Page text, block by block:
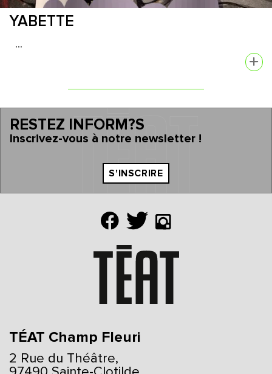
YABETTE
...
RESTEZ INFORM?S
Inscrivez-vous à notre newsletter !
S'INSCRIRE
TÉAT Champ Fleuri
2 Rue du Théâtre,